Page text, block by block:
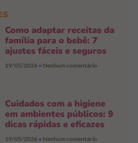
Como adaptar receitas da
família para o bebê: 7
ajustes fáceis e seguros
19/05/2026 Nenhum comentário
Cuidados com a higiene
em ambientes públicos: 9
dicas rápidas e eficazes
19/05/2026 Nenhum comentário